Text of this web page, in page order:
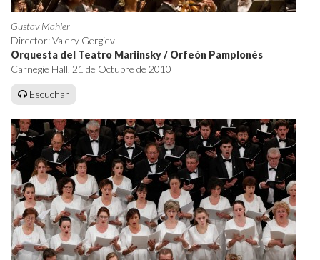
Gustav Mahler
Director: Valery Gergiev
Orquesta del Teatro Mariinsky / Orfeón Pamplonés
Carnegie Hall, 21 de Octubre de 2010
Escuchar